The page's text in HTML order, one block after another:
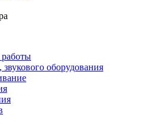
звукового оборудования